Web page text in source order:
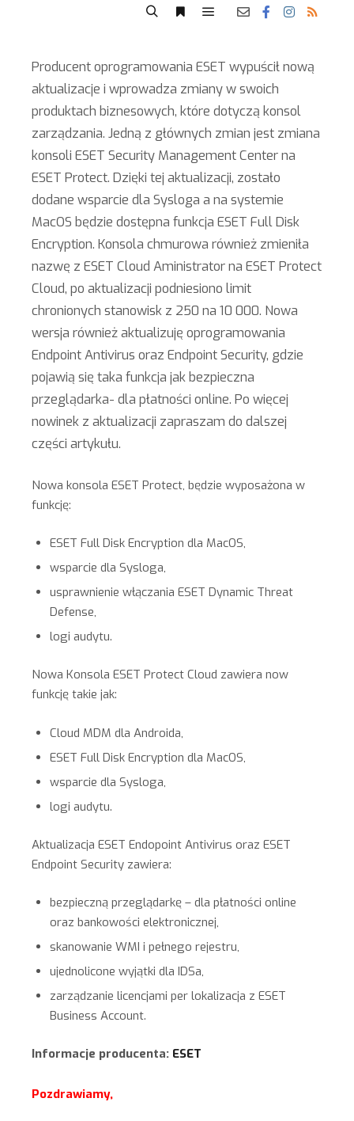
Producent oprogramowania ESET wypuścił nową
aktualizacje i wprowadza zmiany w swoich
produktach biznesowych, które dotyczą konsol
zarządzania. Jedną z głównych zmian jest zmiana
konsoli ESET Security Management Center na
ESET Protect. Dzięki tej aktualizacji, zostało
dodane wsparcie dla Sysloga a na systemie
MacOS będzie dostępna funkcja ESET Full Disk
Encryption. Konsola chmurowa również zmieniła
nazwę z ESET Cloud Aministrator na ESET Protect
Cloud, po aktualizacji podniesiono limit
chronionych stanowisk z 250 na 10 000. Nowa
wersja również aktualizuję oprogramowania
Endpoint Antivirus oraz Endpoint Security, gdzie
pojawią się taka funkcja jak bezpieczna
przeglądarka- dla płatności online. Po więcej
nowinek z aktualizacji zapraszam do dalszej
części artykułu.
Nowa konsola ESET Protect, będzie wyposażona w
funkcję:
ESET Full Disk Encryption dla MacOS,
wsparcie dla Sysloga,
usprawnienie włączania ESET Dynamic Threat
Defense,
logi audytu.
Nowa Konsola ESET Protect Cloud zawiera now
funkcję takie jak:
Cloud MDM dla Androida,
ESET Full Disk Encryption dla MacOS,
wsparcie dla Sysloga,
logi audytu.
Aktualizacja ESET Endopoint Antivirus oraz ESET
Endpoint Security zawiera:
bezpieczną przeglądarkę – dla płatności online
oraz bankowości elektronicznej,
skanowanie WMI i pełnego rejestru,
ujednolicone wyjątki dla IDSa,
zarządzanie licencjami per lokalizacja z ESET
Business Account.
Informacje producenta: ESET
Pozdrawiamy,